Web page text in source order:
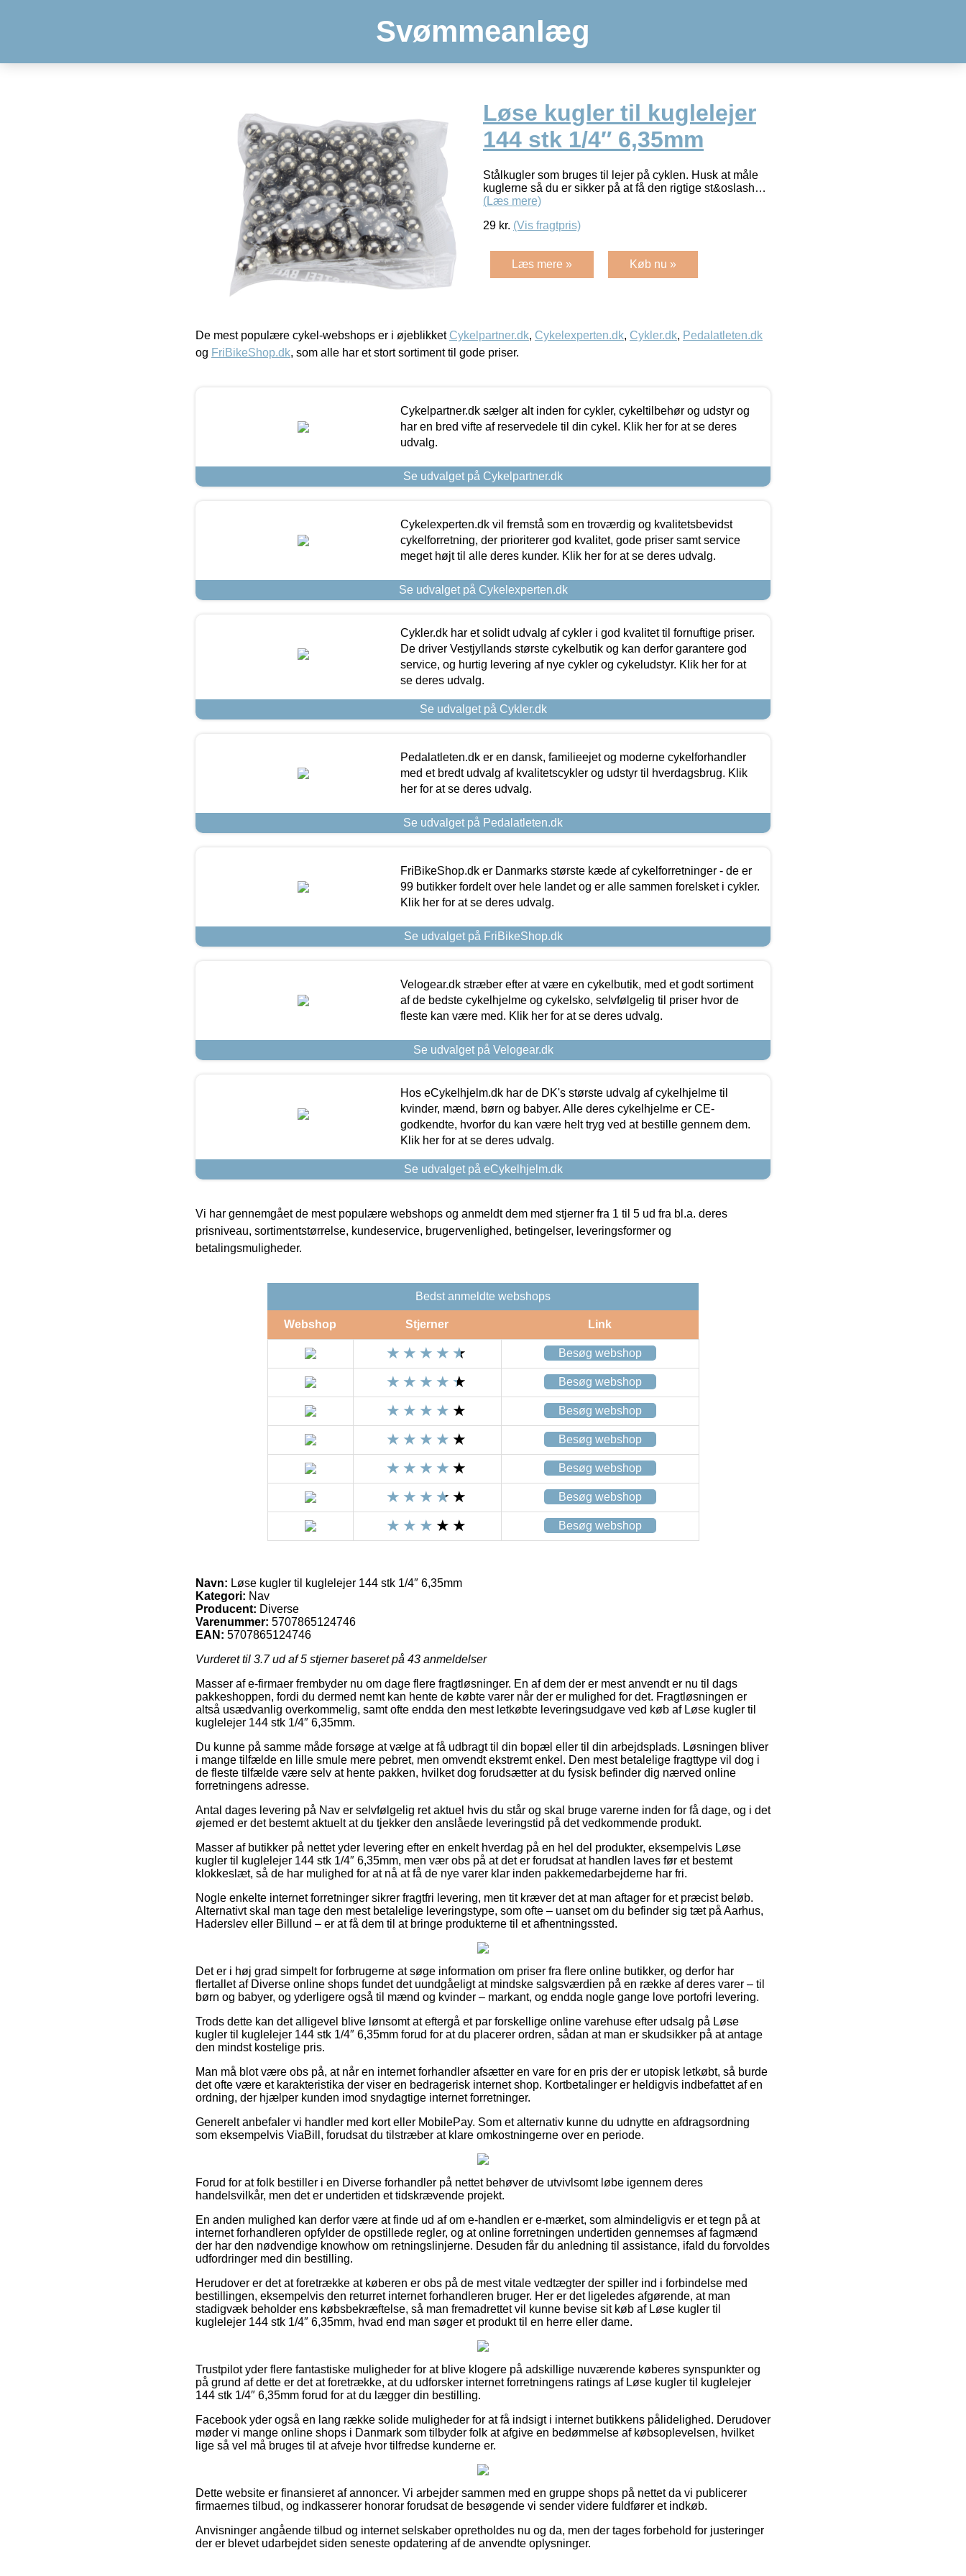
Svømmeanlæg
Løse kugler til kuglelejer
144 stk 1/4″ 6,35mm
Stålkugler som bruges til lejer på cyklen. Husk at måle
kuglerne så du er sikker på at få den rigtige st&oslash…
(Læs mere)
29 kr. (Vis fragtpris)
Læs mere » Køb nu »
De mest populære cykel-webshops er i øjeblikket Cykelpartner.dk, Cykelexperten.dk, Cykler.dk, Pedalatleten.dk
og FriBikeShop.dk, som alle har et stort sortiment til gode priser.
Cykelpartner.dk sælger alt inden for cykler, cykeltilbehør og udstyr og
har en bred vifte af reservedele til din cykel. Klik her for at se deres
udvalg.
Se udvalget på Cykelpartner.dk
Cykelexperten.dk vil fremstå som en troværdig og kvalitetsbevidst
cykelforretning, der prioriterer god kvalitet, gode priser samt service
meget højt til alle deres kunder. Klik her for at se deres udvalg.
Se udvalget på Cykelexperten.dk
Cykler.dk har et solidt udvalg af cykler i god kvalitet til fornuftige priser.
De driver Vestjyllands største cykelbutik og kan derfor garantere god
service, og hurtig levering af nye cykler og cykeludstyr. Klik her for at
se deres udvalg.
Se udvalget på Cykler.dk
Pedalatleten.dk er en dansk, familieejet og moderne cykelforhandler
med et bredt udvalg af kvalitetscykler og udstyr til hverdagsbrug. Klik
her for at se deres udvalg.
Se udvalget på Pedalatleten.dk
FriBikeShop.dk er Danmarks største kæde af cykelforretninger - de er
99 butikker fordelt over hele landet og er alle sammen forelsket i cykler.
Klik her for at se deres udvalg.
Se udvalget på FriBikeShop.dk
Velogear.dk stræber efter at være en cykelbutik, med et godt sortiment
af de bedste cykelhjelme og cykelsko, selvfølgelig til priser hvor de
fleste kan være med. Klik her for at se deres udvalg.
Se udvalget på Velogear.dk
Hos eCykelhjelm.dk har de DK's største udvalg af cykelhjelme til
kvinder, mænd, børn og babyer. Alle deres cykelhjelme er CE-
godkendte, hvorfor du kan være helt tryg ved at bestille gennem dem.
Klik her for at se deres udvalg.
Se udvalget på eCykelhjelm.dk
Vi har gennemgået de mest populære webshops og anmeldt dem med stjerner fra 1 til 5 ud fra bl.a. deres
prisniveau, sortimentstørrelse, kundeservice, brugervenlighed, betingelser, leveringsformer og
betalingsmuligheder.
Bedst anmeldte webshops
Webshop Stjerner Link
Besøg webshop
Besøg webshop
Besøg webshop
Besøg webshop
Besøg webshop
Besøg webshop
Besøg webshop
Navn: Løse kugler til kuglelejer 144 stk 1/4″ 6,35mm
Kategori: Nav
Producent: Diverse
Varenummer: 5707865124746
EAN: 5707865124746
Vurderet til 3.7ud af 5 stjerner baseret på 43 anmeldelser
Masser af e-firmaer frembyder nu om dage flere fragtløsninger. En af dem der er mest anvendt er nu til dags
pakkeshoppen, fordi du dermed nemt kan hente de købte varer når der er mulighed for det. Fragtløsningen er
altså usædvanlig overkommelig, samt ofte endda den mest letkøbte leveringsudgave ved køb af Løse kugler til
kuglelejer 144 stk 1/4″ 6,35mm.
Du kunne på samme måde forsøge at vælge at få udbragt til din bopæl eller til din arbejdsplads. Løsningen bliver
i mange tilfælde en lille smule mere pebret, men omvendt ekstremt enkel. Den mest betalelige fragttype vil dog i
de fleste tilfælde være selv at hente pakken, hvilket dog forudsætter at du fysisk befinder dig nærved online
forretningens adresse.
Antal dages levering på Nav er selvfølgelig ret aktuel hvis du står og skal bruge varerne inden for få dage, og i det
øjemed er det bestemt aktuelt at du tjekker den anslåede leveringstid på det vedkommende produkt.
Masser af butikker på nettet yder levering efter en enkelt hverdag på en hel del produkter, eksempelvis Løse
kugler til kuglelejer 144 stk 1/4″ 6,35mm, men vær obs på at det er forudsat at handlen laves før et bestemt
klokkeslæt, så de har mulighed for at nå at få de nye varer klar inden pakkemedarbejderne har fri.
Nogle enkelte internet forretninger sikrer fragtfri levering, men tit kræver det at man aftager for et præcist beløb.
Alternativt skal man tage den mest betalelige leveringstype, som ofte – uanset om du befinder sig tæt på Aarhus,
Haderslev eller Billund – er at få dem til at bringe produkterne til et afhentningssted.
Det er i høj grad simpelt for forbrugerne at søge information om priser fra flere online butikker, og derfor har
flertallet af Diverse online shops fundet det uundgåeligt at mindske salgsværdien på en række af deres varer – til
børn og babyer, og yderligere også til mænd og kvinder – markant, og endda nogle gange love portofri levering.
Trods dette kan det alligevel blive lønsomt at eftergå et par forskellige online varehuse efter udsalg på Løse
kugler til kuglelejer 144 stk 1/4″ 6,35mm forud for at du placerer ordren, sådan at man er skudsikker på at antage
den mindst kostelige pris.
Man må blot være obs på, at når en internet forhandler afsætter en vare for en pris der er utopisk letkøbt, så burde
det ofte være et karakteristika der viser en bedragerisk internet shop. Kortbetalinger er heldigvis indbefattet af en
ordning, der hjælper kunden imod snydagtige internet forretninger.
Generelt anbefaler vi handler med kort eller MobilePay. Som et alternativ kunne du udnytte en afdragsordning
som eksempelvis ViaBill, forudsat du tilstræber at klare omkostningerne over en periode.
Forud for at folk bestiller i en Diverse forhandler på nettet behøver de utvivlsomt løbe igennem deres
handelsvilkår, men det er undertiden et tidskrævende projekt.
En anden mulighed kan derfor være at finde ud af om e-handlen er e-mærket, som almindeligvis er et tegn på at
internet forhandleren opfylder de opstillede regler, og at online forretningen undertiden gennemses af fagmænd
der har den nødvendige knowhow om retningslinjerne. Desuden får du anledning til assistance, ifald du forvoldes
udfordringer med din bestilling.
Herudover er det at foretrække at køberen er obs på de mest vitale vedtægter der spiller ind i forbindelse med
bestillingen, eksempelvis den returret internet forhandleren bruger. Her er det ligeledes afgørende, at man
stadigvæk beholder ens købsbekræftelse, så man fremadrettet vil kunne bevise sit køb af Løse kugler til
kuglelejer 144 stk 1/4″ 6,35mm, hvad end man søger et produkt til en herre eller dame.
Trustpilot yder flere fantastiske muligheder for at blive klogere på adskillige nuværende køberes synspunkter og
på grund af dette er det at foretrække, at du udforsker internet forretningens ratings af Løse kugler til kuglelejer
144 stk 1/4″ 6,35mm forud for at du lægger din bestilling.
Facebook yder også en lang række solide muligheder for at få indsigt i internet butikkens pålidelighed. Derudover
møder vi mange online shops i Danmark som tilbyder folk at afgive en bedømmelse af købsoplevelsen, hvilket
lige så vel må bruges til at afveje hvor tilfredse kunderne er.
Dette website er finansieret af annoncer. Vi arbejder sammen med en gruppe shops på nettet da vi publicerer
firmaernes tilbud, og indkasserer honorar forudsat de besøgende vi sender videre fuldfører et indkøb.
Anvisninger angående tilbud og internet selskaber opretholdes nu og da, men der tages forbehold for justeringer
der er blevet udarbejdet siden seneste opdatering af de anvendte oplysninger.